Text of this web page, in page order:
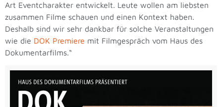
Art Eventcharakter entwickelt. Leute wollen am liebsten
zusammen Filme schauen und einen Kontext haben.
Deshalb sind wir sehr dankbar für solche Veranstaltungen
wie die DOK Premiere mit Filmgespräch vom Haus des
Dokumentarfilms.“